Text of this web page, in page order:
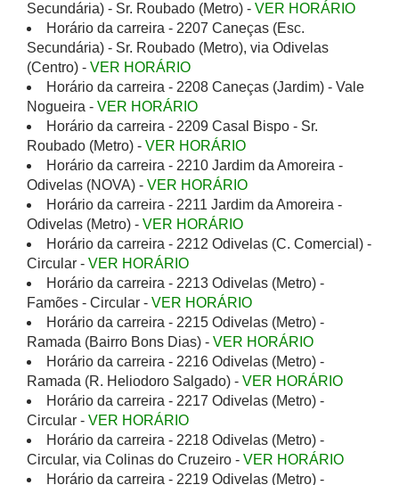
Secundária) - Sr. Roubado (Metro) - VER HORÁRIO
Horário da carreira - 2207 Caneças (Esc.
Secundária) - Sr. Roubado (Metro), via Odivelas
(Centro) - VER HORÁRIO
Horário da carreira - 2208 Caneças (Jardim) - Vale
Nogueira - VER HORÁRIO
Horário da carreira - 2209 Casal Bispo - Sr.
Roubado (Metro) - VER HORÁRIO
Horário da carreira - 2210 Jardim da Amoreira -
Odivelas (NOVA) - VER HORÁRIO
Horário da carreira - 2211 Jardim da Amoreira -
Odivelas (Metro) - VER HORÁRIO
Horário da carreira - 2212 Odivelas (C. Comercial) -
Circular - VER HORÁRIO
Horário da carreira - 2213 Odivelas (Metro) -
Famões - Circular - VER HORÁRIO
Horário da carreira - 2215 Odivelas (Metro) -
Ramada (Bairro Bons Dias) - VER HORÁRIO
Horário da carreira - 2216 Odivelas (Metro) -
Ramada (R. Heliodoro Salgado) - VER HORÁRIO
Horário da carreira - 2217 Odivelas (Metro) -
Circular - VER HORÁRIO
Horário da carreira - 2218 Odivelas (Metro) -
Circular, via Colinas do Cruzeiro - VER HORÁRIO
Horário da carreira - 2219 Odivelas (Metro) -